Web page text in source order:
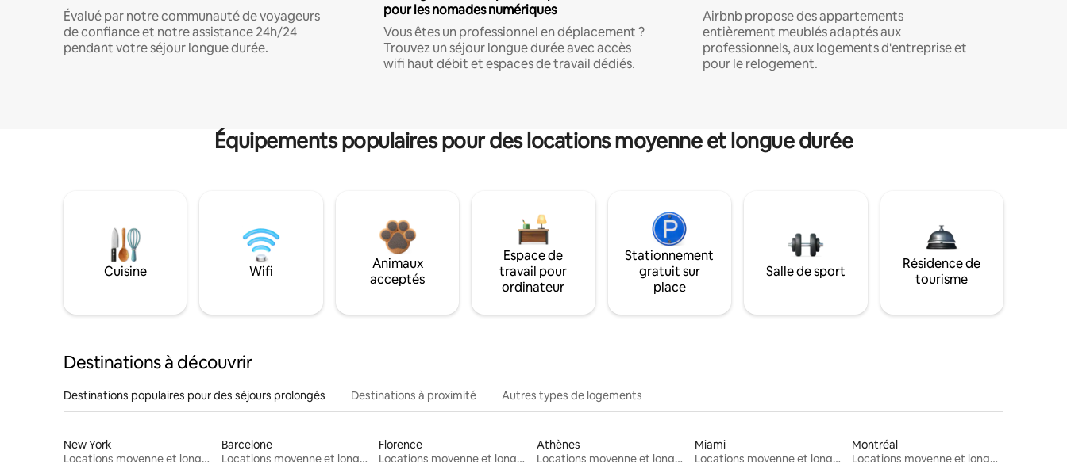
Évalué par notre communauté de voyageurs
de confiance et notre assistance 24h/24
pendant votre séjour longue durée.
pour les nomades numériques
Vous êtes un professionnel en déplacement ?
Trouvez un séjour longue durée avec accès
wifi haut débit et espaces de travail dédiés.
Airbnb propose des appartements
entièrement meublés adaptés aux
professionnels, aux logements d'entreprise et
pour le relogement.
Équipements populaires pour des locations moyenne et longue durée
Cuisine Wifi
Animaux
acceptés
Espace de
travail pour
ordinateur
Stationnement
gratuit sur
place
Salle de sport
Résidence de
tourisme
Destinations à découvrir
Destinations populaires pour des séjours prolongés Destinations à proximité Autres types de logements
New York
Locations moyenne et longue durée
Barcelone
Locations moyenne et longue durée
Florence
Locations moyenne et longue durée
Athènes
Locations moyenne et longue durée
Miami
Locations moyenne et longue durée
Montréal
Locations moyenne et longue durée